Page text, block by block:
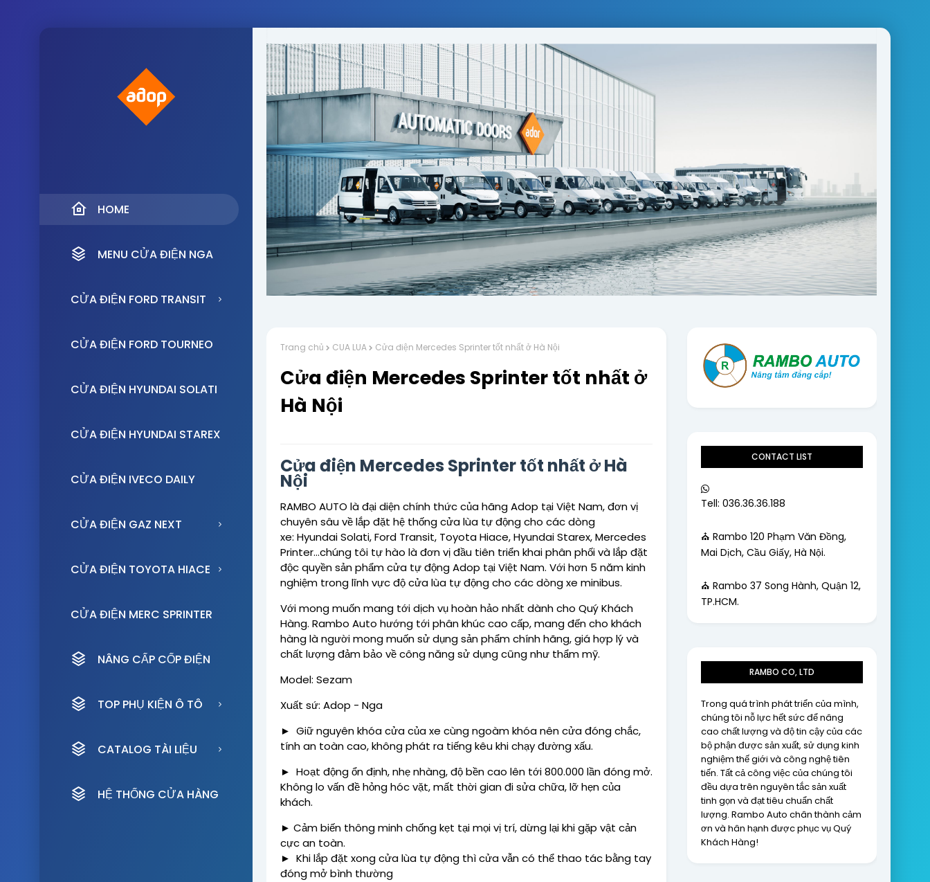
HOME
MENU CỬA ĐIỆN NGA
CỬA ĐIỆN FORD TRANSIT
CỬA ĐIỆN FORD TOURNEO
CỬA ĐIỆN HYUNDAI SOLATI
CỬA ĐIỆN HYUNDAI STAREX
CỬA ĐIỆN IVECO DAILY
CỬA ĐIỆN GAZ NEXT
CỬA ĐIỆN TOYOTA HIACE
CỬA ĐIỆN MERC SPRINTER
NÂNG CẤP CỐP ĐIỆN
TOP PHỤ KIỆN Ô TÔ
CATALOG TÀI LIỆU
HỆ THỐNG CỬA HÀNG
Trang chủ CUA LUA Cửa điện Mercedes Sprinter tốt nhất ở Hà Nội
Cửa điện Mercedes Sprinter tốt nhất ở
Hà Nội
Cửa điện Mercedes Sprinter tốt nhất ở Hà
Nội
RAMBO AUTO là đại diện chính thức của hãng Adop tại Việt Nam, đơn vị
chuyên sâu về lắp đặt hệ thống cửa lùa tự động cho các dòng
xe: Hyundai Solati, Ford Transit, Toyota Hiace, Hyundai Starex, Mercedes
Printer...chúng tôi tự hào là đơn vị đầu tiên triển khai phân phối và lắp đặt
độc quyền sản phẩm cửa tự động Adop tại Việt Nam. Với hơn 5 năm kinh
nghiệm trong lĩnh vực độ cửa lùa tự động cho các dòng xe minibus.
Với mong muốn mang tới dịch vụ hoàn hảo nhất dành cho Quý Khách
Hàng. Rambo Auto hướng tới phân khúc cao cấp, mang đến cho khách
hàng là người mong muốn sử dụng sản phẩm chính hãng, giá hợp lý và
chất lượng đảm bảo về công năng sử dụng cũng như thẩm mỹ.
Model: Sezam
Xuất sứ: Adop - Nga
►
Giữ nguyên khóa cửa của xe cùng ngoàm khóa nên cửa đóng chắc,
tính an toàn cao, không phát ra tiếng kêu khi chạy đường xấu.
►
Hoạt động ổn định, nhẹ nhàng, độ bền cao lên tới 800.000 lần đóng mở.
Không lo vấn đề hỏng hóc vặt, mất thời gian đi sửa chữa, lỡ hẹn của
khách.
► Cảm biến thông minh chống kẹt tại mọi vị trí, dừng lại khi gặp vật cản
cực an toàn.
►
Khi lắp đặt xong cửa lùa tự động thì cửa vẫn có thể thao tác bằng tay
đóng mở bình thường
CONTACT LIST
Tell: 036.36.36.188
⛪ Rambo 120 Phạm Văn Đồng,
Mai Dịch, Cầu Giấy, Hà Nội.
⛪ Rambo 37 Song Hành, Quận 12,
TP.HCM.
RAMBO CO, LTD
Trong quá trình phát triển của mình,
chúng tôi nỗ lực hết sức để nâng
cao chất lượng và độ tin cậy của các
bộ phận được sản xuất, sử dụng kinh
nghiệm thế giới và công nghệ tiên
tiến. Tất cả công việc của chúng tôi
đều dựa trên nguyên tắc sản xuất
tinh gọn và đạt tiêu chuẩn chất
lượng. Rambo Auto chân thành cảm
ơn và hân hạnh được phục vụ Quý
Khách Hàng!